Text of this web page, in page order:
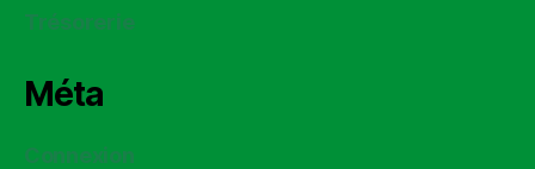
Trésorerie
Méta
Connexion